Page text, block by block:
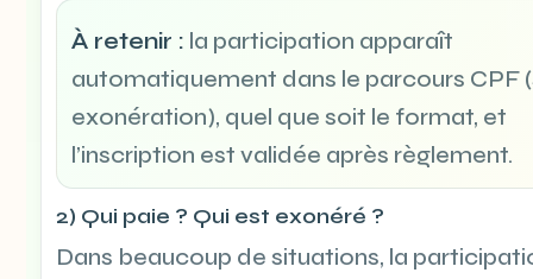
À retenir : la participation apparaît
automatiquement dans le parcours CPF
exonération), quel que soit le format, et
l’inscription est validée après règlement.
2) Qui paie ? Qui est exonéré ?
Dans beaucoup de situations, la